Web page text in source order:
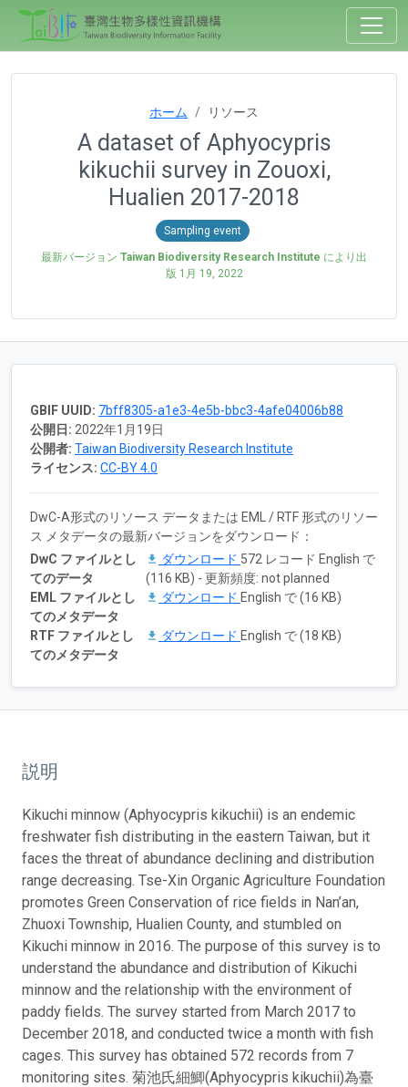
ホーム リソース
A dataset of Aphyocypris
kikuchii survey in Zouoxi,
Hualien 2017-2018
Sampling event
最新バージョン Taiwan Biodiversity Research Institute により出
版 1月 19, 2022
GBIF UUID: 7bff8305-a1e3-4e5b-bbc3-4afe04006b88
公開日: 2022年1月19日
公開者: Taiwan Biodiversity Research Institute
ライセンス: CC-BY 4.0
DwC-A形式のリソース データまたは EML / RTF 形式のリソー
ス メタデータの最新バージョンをダウンロード：
DwC ファイルとし
てのデータ
ダウンロード 572 レコード English で
(116 KB) - 更新頻度: not planned
EML ファイルとし
てのメタデータ
ダウンロード English で (16 KB)
RTF ファイルとし
てのメタデータ
ダウンロード English で (18 KB)
説明
Kikuchi minnow (Aphyocypris kikuchii) is an endemic
freshwater fish distributing in the eastern Taiwan, but it
faces the threat of abundance declining and distribution
range decreasing. Tse-Xin Organic Agriculture Foundation
promotes Green Conservation of rice fields in Nan’an,
Zhuoxi Township, Hualien County, and stumbled on
Kikuchi minnow in 2016. The purpose of this survey is to
understand the abundance and distribution of Kikuchi
minnow and the relationship with the environment of
paddy fields. The survey started from March 2017 to
December 2018, and conducted twice a month with fish
cages. This survey has obtained 572 records from 7
monitoring sites. 菊池氏細鯽(Aphyocypris kikuchii)為臺